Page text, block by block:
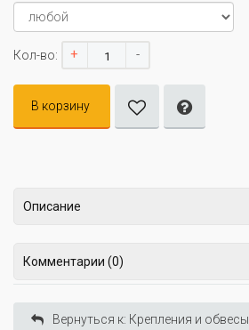
Кол-во: + -
В корзину
Описание
Комментарии (0)
Вернуться к: Крепления и обвесы